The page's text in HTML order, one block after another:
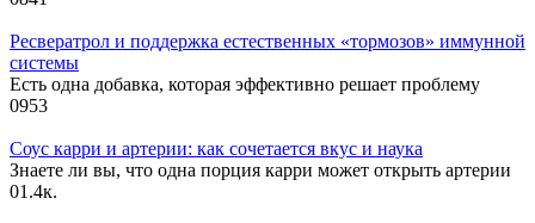
Ресвератрол и поддержка естественных «тормозов» иммунной
системы
Есть одна добавка, которая эффективно решает проблему
0953
Соус карри и артерии: как сочетается вкус и наука
Знаете ли вы, что одна порция карри может открыть артерии
01.4к.